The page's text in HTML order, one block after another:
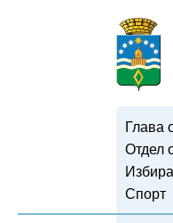
Глава
Отдел
Спорт